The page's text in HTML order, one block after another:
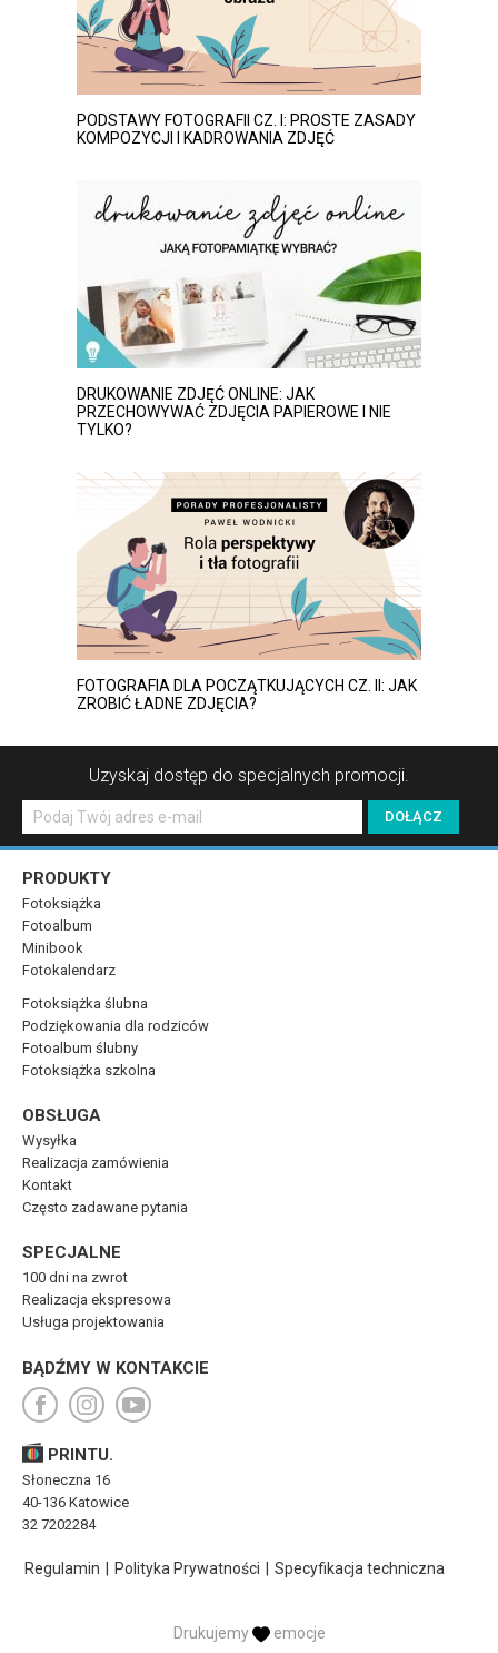
PODSTAWY FOTOGRAFII CZ. I: PROSTE ZASADY
KOMPOZYCJI I KADROWANIA ZDJĘĆ
DRUKOWANIE ZDJĘĆ ONLINE: JAK
PRZECHOWYWAĆ ZDJĘCIA PAPIEROWE I NIE
TYLKO?
FOTOGRAFIA DLA POCZĄTKUJĄCYCH CZ. II: JAK
ZROBIĆ ŁADNE ZDJĘCIA?
Uzyskaj dostęp do specjalnych promocji.
PRINTU.
Słoneczna 16
40-136 Katowice
32 7202284
PRODUKTY
Fotoksiążka
Fotoalbum
Minibook
Fotokalendarz
Fotoksiążka ślubna
Podziękowania dla rodziców
Fotoalbum ślubny
Fotoksiążka szkolna
OBSŁUGA
Wysyłka
Realizacja zamówienia
Kontakt
Często zadawane pytania
SPECJALNE
100 dni na zwrot
Realizacja ekspresowa
Usługa projektowania
BĄDŹMY W KONTAKCIE
Regulamin Polityka Prywatności Specyfikacja techniczna
Drukujemy emocje